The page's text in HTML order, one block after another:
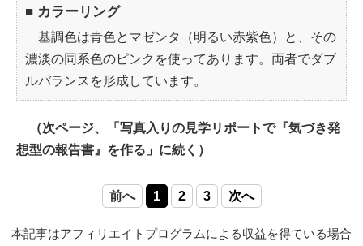
■ カラーリング
基調色は青色とマゼンタ（明るい赤紫色）と、その
濃淡の同系色のピンクを使ってあります。両者でダブ
ルバランスを形成しています。
（次ページ、「写真入りの見学リポートで『気づき発
想型の報告書』を作る」に続く）
前へ 1 2 3 次へ
本記事はアフィリエイトプログラムによる収益を得ている場合